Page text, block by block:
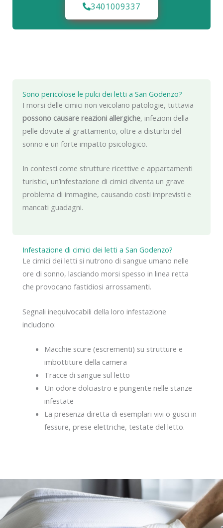
3401009337
Infestazione di cimici dei letti a San Godenzo?
Le cimici dei letti si nutrono di sangue umano nelle
ore di sonno, lasciando morsi spesso in linea retta
che provocano fastidiosi arrossamenti.
Segnali inequivocabili della loro infestazione
includono:
Macchie scure (escrementi) su strutture e
imbottiture della camera
Tracce di sangue sul letto
Un odore dolciastro e pungente nelle stanze
infestate
La presenza diretta di esemplari vivi o gusci in
fessure, prese elettriche, testate del letto.
Sono pericolose le pulci dei letti a San Godenzo?
I morsi delle cimici non veicolano patologie, tuttavia
possono causare reazioni allergiche, infezioni della
pelle dovute al grattamento, oltre a disturbi del
sonno e un forte impatto psicologico.
In contesti come strutture ricettive e appartamenti
turistici, un’infestazione di cimici diventa un grave
problema di immagine, causando costi imprevisti e
mancati guadagni.